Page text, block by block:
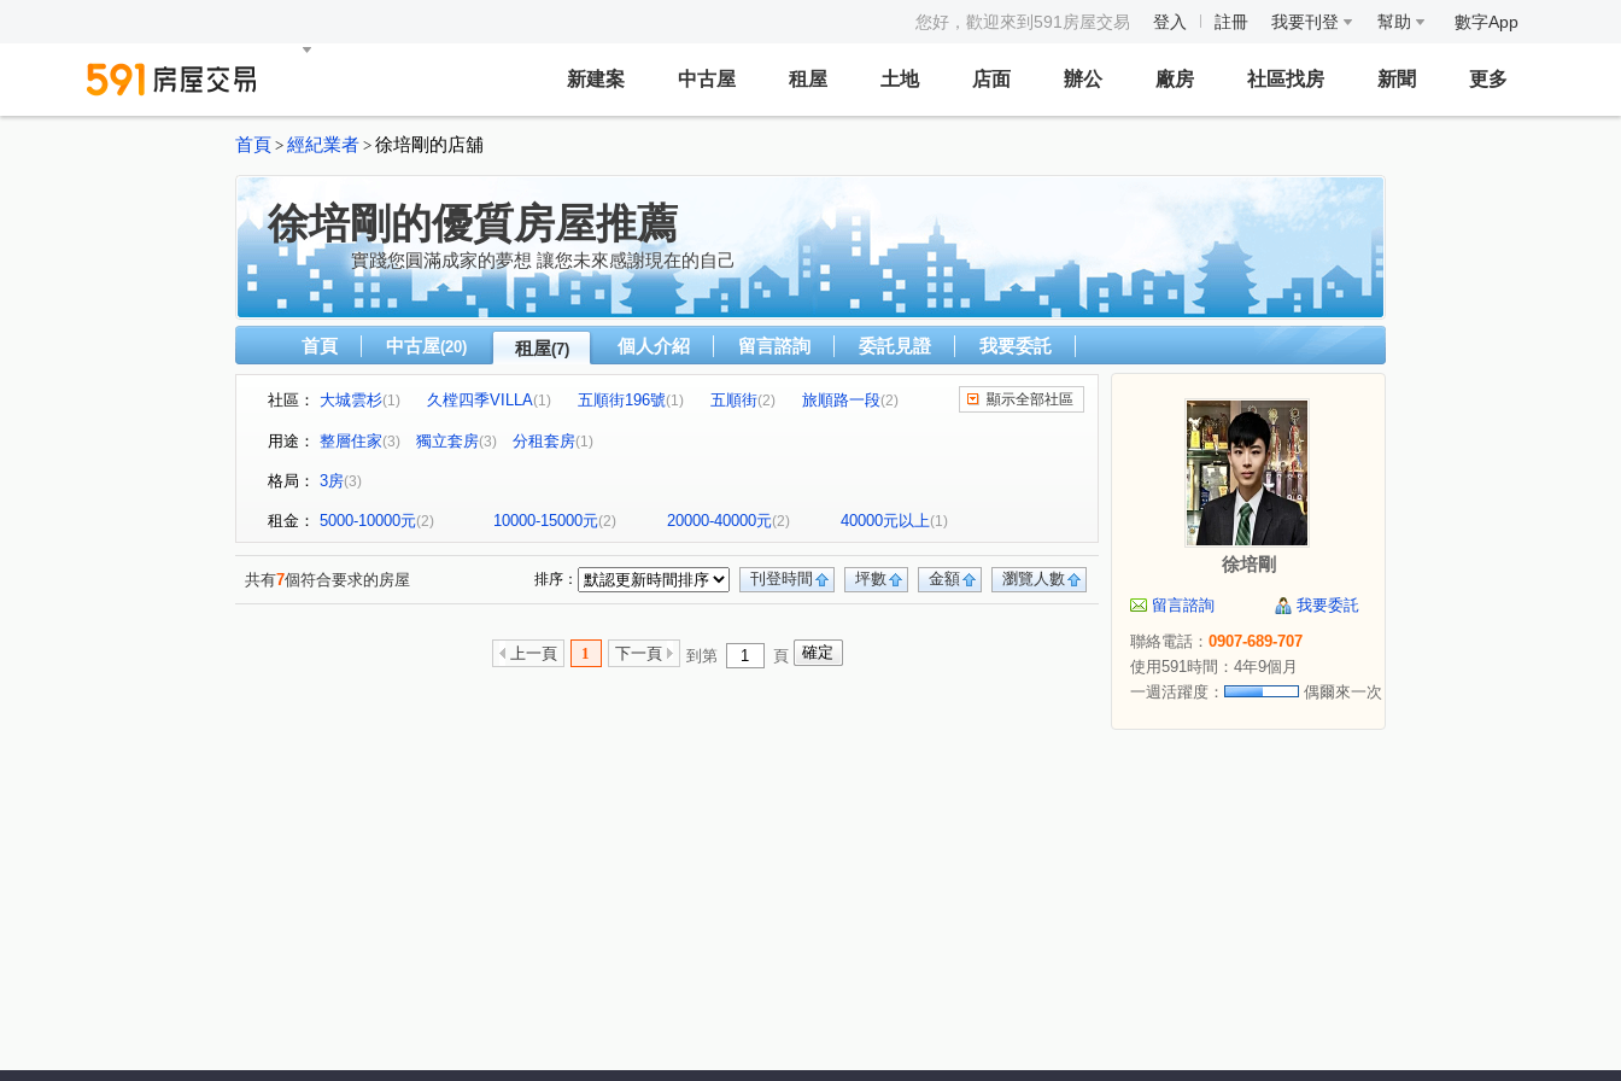
您好，歡迎來到591房屋交易 登入 註冊 我要刊登 幫助 數字App
新建案 中古屋 租屋 土地 店面 辦公 廠房 社區找房 新聞 更多
首頁 > 經紀業者 > 徐培剛的店舖
徐培剛的優質房屋推薦
實踐您圓滿成家的夢想 讓您未來感謝現在的自己
首頁 中古屋(20) 租屋(7) 個人介紹 留言諮詢 委託見證 我要委託
社區： 大城雲杉(1) 久樘四季VILLA(1) 五順街196號(1) 五順街(2) 旅順路一段(2)
福科一街 富春路 大墩二街
顯示全部社區
用途： 整層住家(3) 獨立套房(3) 分租套房(1)
格局： 3房(3)
租金： 5000-10000元(2) 10000-15000元(2) 20000-40000元(2) 40000元以上(1)
共有7個符合要求的房屋 瀏覽人數
金額
坪數
刊登時間
排序：
上一頁 1 下一頁 到第 頁
徐培剛
留言諮詢
我要委託
聯絡電話： 0907-689-707
使用591時間：4年9個月
一週活躍度：
偶爾來一次